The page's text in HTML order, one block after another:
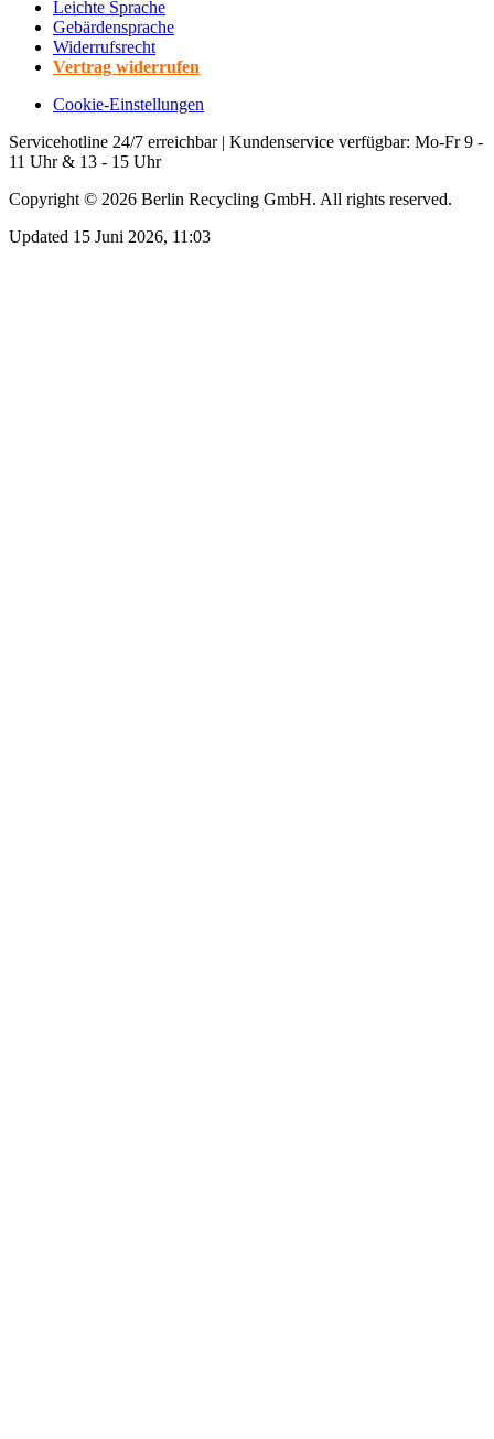
Leichte Sprache
Gebärdensprache
Widerrufsrecht
Vertrag widerrufen
Cookie-Einstellungen
Servicehotline 24/7 erreichbar | Kundenservice verfügbar: Mo-Fr 9 -
11 Uhr & 13 - 15 Uhr
Copyright © 2026 Berlin Recycling GmbH. All rights reserved.
Updated 15 Juni 2026, 11:03